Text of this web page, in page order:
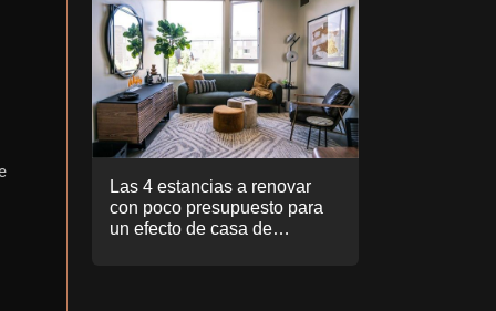
Las 4 estancias a renovar
con poco presupuesto para
un efecto de casa de